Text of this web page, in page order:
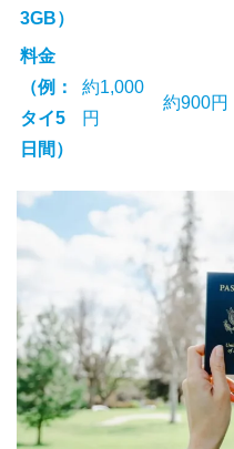
3GB）
料金
（例：
タイ5
日間）
約1,000
円
約900円